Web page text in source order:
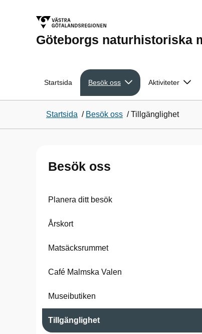
Göteborgs naturhistoriska
Startsida Besök oss Aktiviteter
Startsida / Besök oss /Tillgänglighet
Besök oss
Planera ditt besök
Årskort
Matsäcksrummet
Café Malmska Valen
Museibutiken
Tillgänglighet